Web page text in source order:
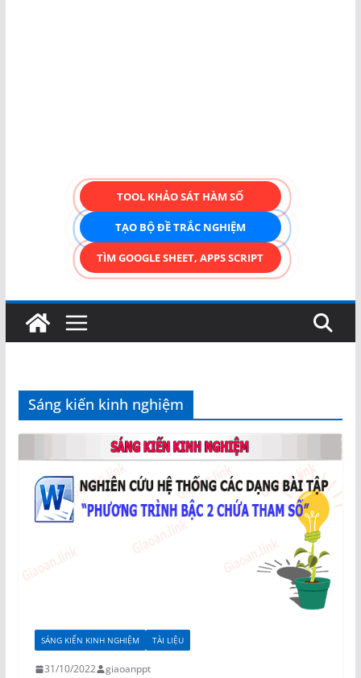
TOOL KHẢO SÁT HÀM SỐ
TẠO BỘ ĐỀ TRẮC NGHIỆM
TÌM GOOGLE SHEET, APPS SCRIPT
Sáng kiến kinh nghiệm
SÁNG KIẾN KINH NGHIỆM TÀI LIỆU
31/10/2022 giaoanppt